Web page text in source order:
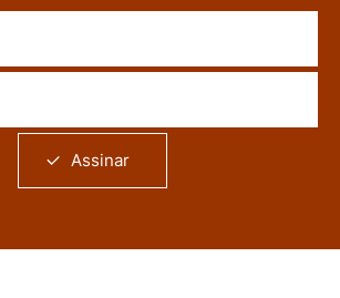
Assinar